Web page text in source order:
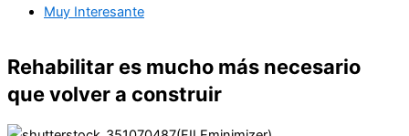
Muy Interesante
Rehabilitar es mucho más necesario
que volver a construir